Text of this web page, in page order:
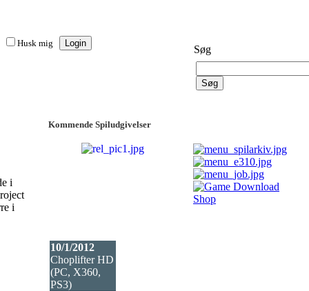
Husk mig
Søg
i
i
Kommende Spiludgivelser
10/1/2012
Choplifter HD
(PC, X360,
PS3)